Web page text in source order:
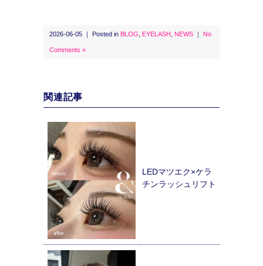
2026-06-05 ｜ Posted in BLOG EYELASH NEWS ｜ No
Comments »
関連記事
LEDマツエク×ケラ
チンラッシュリフト